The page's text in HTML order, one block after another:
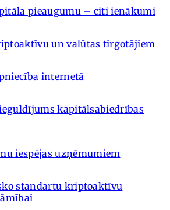
pieaugumu – citi ienākumi
un valūtas tirgotājiem
internetā
kapitālsabiedrības
iespējas uzņēmumiem
standartu kriptoaktīvu